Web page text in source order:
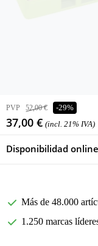
PVP 52,00 € -29%
37,00 € (incl. 21% IVA)
Disponibilidad online
Más de 48.000
1.250 marcas